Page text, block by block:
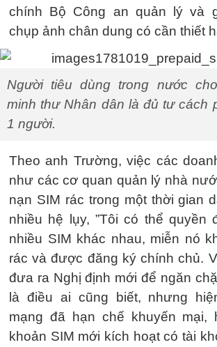
chính Bộ Công an quản lý và
chụp ảnh chân dung có cần thiết
Người tiêu dùng trong nước
minh thư Nhân dân là đủ tư cách
1 người.
Theo anh Trường, việc các
như các cơ quan quản lý nhà
nạn SIM rác trong một thời gian
nhiều hệ lụy, ”Tôi có thể quyền
nhiều SIM khác nhau, miễn nó
rác và được đăng ký chính chủ.
đưa ra Nghị định mới để ngăn
là điều ai cũng biết, nhưng
mạng đã hạn chế khuyến mại,
khoản SIM mới kích hoạt có tài